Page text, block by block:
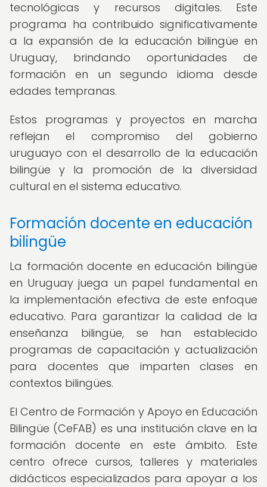
tecnológicas y recursos digitales. Este
programa ha contribuido significativamente
a la expansión de la educación bilingüe en
Uruguay, brindando oportunidades de
formación en un segundo idioma desde
edades tempranas.
Estos programas y proyectos en marcha
reflejan el compromiso del gobierno
uruguayo con el desarrollo de la educación
bilingüe y la promoción de la diversidad
cultural en el sistema educativo.
Formación docente en educación
bilingüe
La formación docente en educación bilingüe
en Uruguay juega un papel fundamental en
la implementación efectiva de este enfoque
educativo. Para garantizar la calidad de la
enseñanza bilingüe, se han establecido
programas de capacitación y actualización
para docentes que imparten clases en
contextos bilingües.
El Centro de Formación y Apoyo en Educación
Bilingüe (CeFAB) es una institución clave en la
formación docente en este ámbito. Este
centro ofrece cursos, talleres y materiales
didácticos especializados para apoyar a los